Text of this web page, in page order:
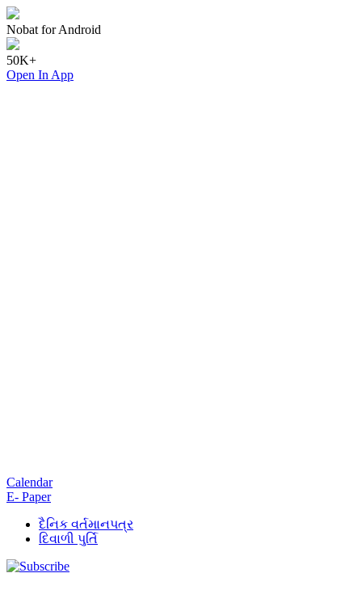
Nobat for Android
50K+
Open In App
Calendar
E- Paper
દૈનિક વર્તમાનપત્ર
દિવાળી પુર્તિ